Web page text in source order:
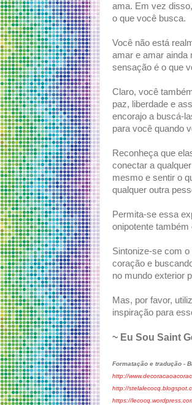
ama. Em vez
o que você busca.
Você não está
amar e amar ainda
sensação é o que
Claro, você
paz, liberdade e
encorajo a buscá-
para você quando
Reconheça que
conectar a
mesmo e sentir o
qualquer outra
Permita-se essa
onipotente
Sintonize-se com
coração e
no mundo exterior
Mas, por favor,
inspiração para
~ Eu Sou Saint
Formatação e tradução -
http://
http://
https://